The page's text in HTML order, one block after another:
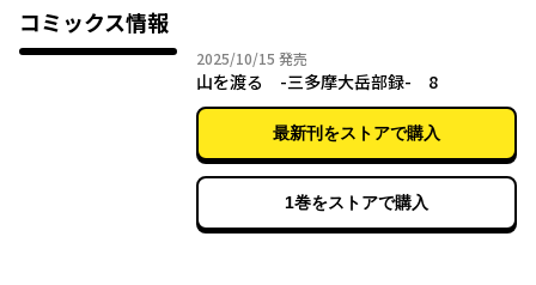
狂い、読書好き……。そんな「山ガール」ですらない３人を抱
え、山岳部は果たして活動していけるのか！？
過激な登攀もあり。楽しいピクニックもあり。男子も女子も、文
系理系留年浪人、誰でもオーケー。すべてを包み込んでくれ
る“山”を舞台にした、大学生たちの群像劇！
コミックス情報
2025/10/15 2025年10月15日
発売
山を渡る -三多摩大岳部録- 8
最新刊をストアで購入
1巻をストアで購入